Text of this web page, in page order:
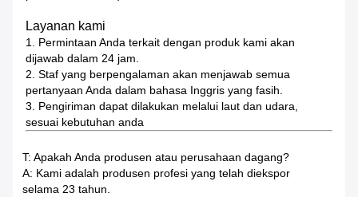
Layanan kami
1. Permintaan Anda terkait dengan produk kami akan
dijawab dalam 24 jam.
2. Staf yang berpengalaman akan menjawab semua
pertanyaan Anda dalam bahasa Inggris yang fasih.
3. Pengiriman dapat dilakukan melalui laut dan udara,
sesuai kebutuhan anda
T: Apakah Anda produsen atau perusahaan dagang?
A: Kami adalah produsen profesi yang telah diekspor
selama 23 tahun.